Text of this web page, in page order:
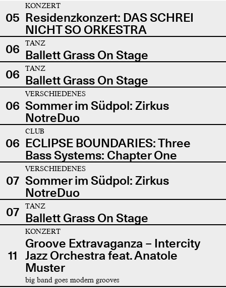
05
KONZERT
Residenzkonzert: DAS SCHREI
NICHT SO ORKESTRA
06
TANZ
Ballett Grass On Stage
06
TANZ
Ballett Grass On Stage
06
VERSCHIEDENES
Sommer im Südpol: Zirkus
NotreDuo
06
CLUB
ECLIPSE BOUNDARIES: Three
Bass Systems: Chapter One
07
VERSCHIEDENES
Sommer im Südpol: Zirkus
NotreDuo
07
TANZ
Ballett Grass On Stage
11
KONZERT
Groove Extravaganza – Intercity
Jazz Orchestra feat. Anatole
Muster
big band goes modern grooves